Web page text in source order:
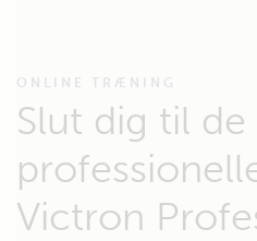
ONLINE TRÆNING
Slut dig til de
Victron